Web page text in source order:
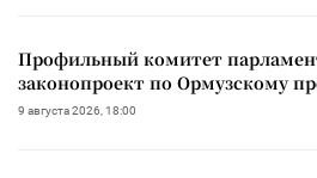
Профильный комитет
законопроект по Ормузскому
9 августа 2026, 18:00